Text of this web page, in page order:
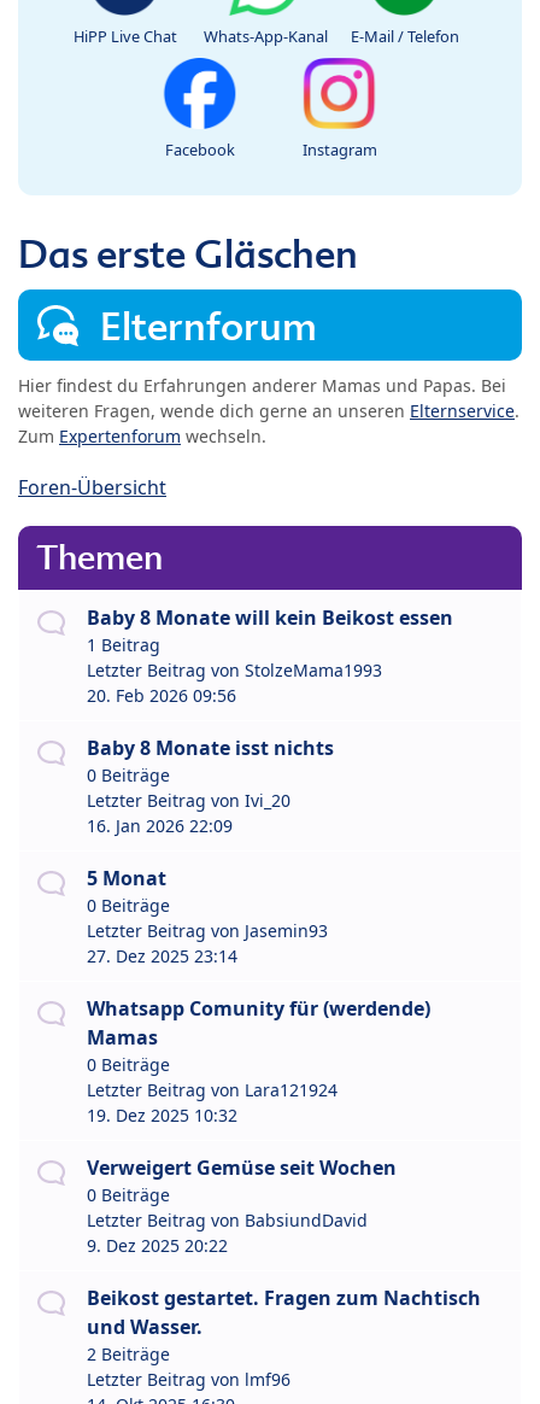
HiPP Live Chat Whats-App-Kanal E-Mail / Telefon
Facebook Instagram
Das erste Gläschen
Elternforum
Hier findest du Erfahrungen anderer Mamas und Papas. Bei
weiteren Fragen, wende dich gerne an unseren Elternservice.
Zum Expertenforum wechseln.
Foren-Übersicht
Themen
Baby 8 Monate will kein Beikost essen
1 Beitrag
Letzter Beitrag von StolzeMama1993
20. Feb 2026 09:56
Baby 8 Monate isst nichts
0 Beiträge
Letzter Beitrag von Ivi_20
16. Jan 2026 22:09
5 Monat
0 Beiträge
Letzter Beitrag von Jasemin93
27. Dez 2025 23:14
Whatsapp Comunity für (werdende)
Mamas
0 Beiträge
Letzter Beitrag von Lara121924
19. Dez 2025 10:32
Verweigert Gemüse seit Wochen
0 Beiträge
Letzter Beitrag von BabsiundDavid
9. Dez 2025 20:22
Beikost gestartet. Fragen zum Nachtisch
und Wasser.
2 Beiträge
Letzter Beitrag von lmf96